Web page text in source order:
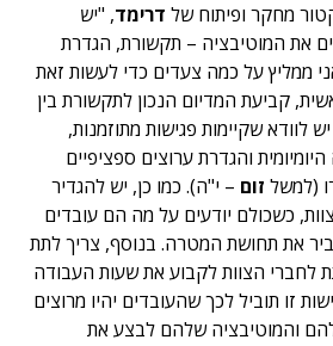
מחקר ופיתוח של דרימד, "יש
את המוטיבציה – תקשורת, הגדרת
ממליץ על כמה צעדים כדי לעשות זאת
קביעת המדיום הנכון לתקשורת בין
לוודא שקיימות פגישות מתוזמנות,
והגדרת ערוצים ספציפיים
(למשל זום – י"ה). כמו כן, יש להגדיר
כשכולם יודעים על מה הם עובדים
את תחושת המטרה. בנוסף, צריך לתת
לחברי הצוות לקבוע את שעות העבודה
זו תוביל לכך שהעובדים יהיו מרוצים
והמוטיבציה שלהם לבצע את